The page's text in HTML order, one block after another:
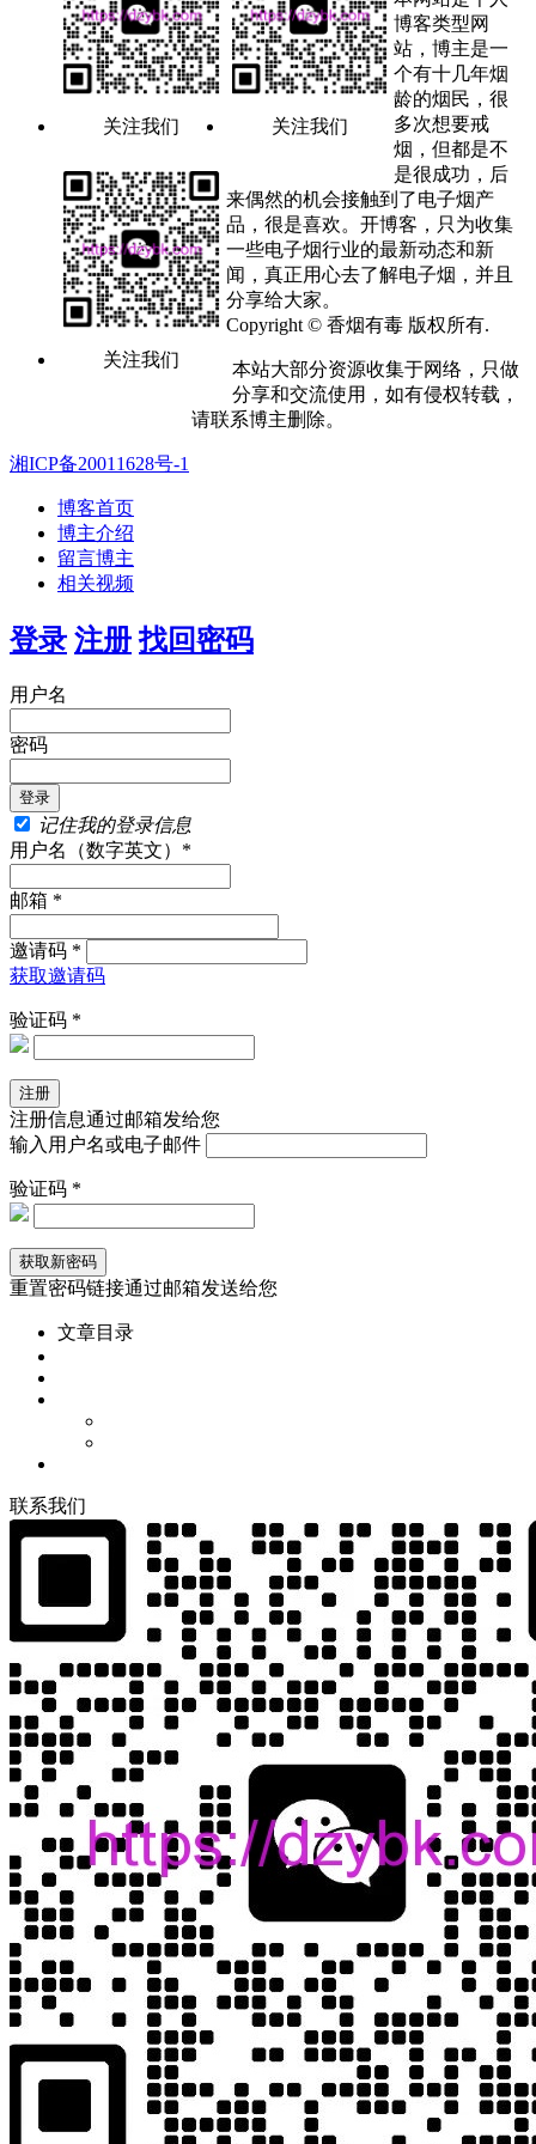
关注我们 关注我们
关注我们
博客类型网
站，博主是一
个有十几年烟
龄的烟民，很
多次想要戒
烟，但都是不
是很成功，后
来偶然的机会接触到了电子烟产
品，很是喜欢。开博客，只为收集
一些电子烟行业的最新动态和新
闻，真正用心去了解电子烟，并且
分享给大家。
Copyright © 香烟有毒 版权所有.
本站大部分资源收集于网络，只做
分享和交流使用，如有侵权转载，
请联系博主删除。
湘ICP备20011628号-1
博客首页
博主介绍
留言博主
相关视频
登录 注册 找回密码
用户名
密码
记住我的登录信息
用户名（数字英文）*
邮箱 *
邀请码 *
获取邀请码
验证码 *
注册信息通过邮箱发给您
输入用户名或电子邮件
验证码 *
重置密码链接通过邮箱发送给您
文章目录
联系我们